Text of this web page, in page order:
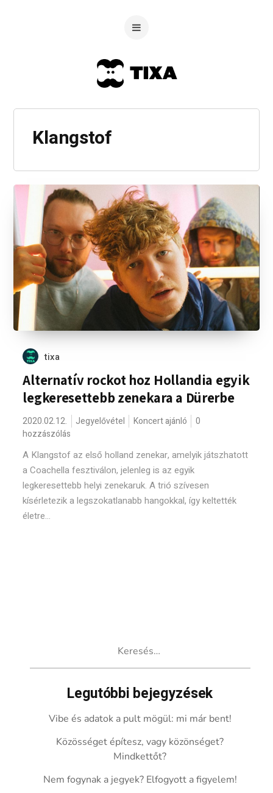
Klangstof
tixa
Alternatív rockot hoz Hollandia egyik
legkeresettebb zenekara a Dürerbe
2020.02.12. Jegyelővétel Koncert ajánló
0
hozzászólás
A Klangstof az első holland zenekar, amelyik játszhatott
a Coachella fesztiválon, jelenleg is az egyik
legkeresettebb helyi zenekaruk. A trió szívesen
kísérletezik a legszokatlanabb hangokkal, így keltették
életre...
Legutóbbi bejegyzések
Vibe és adatok a pult mögül: mi már bent!
Közösséget építesz, vagy közönséget?
Mindkettőt?
Nem fogynak a jegyek? Elfogyott a figyelem!